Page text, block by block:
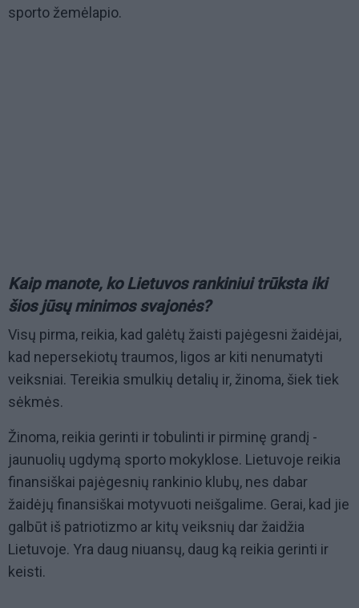
sporto žemėlapio.
Kaip manote, ko Lietuvos rankiniui trūksta iki
šios jūsų minimos svajonės?
Visų pirma, reikia, kad galėtų žaisti pajėgesni žaidėjai,
kad nepersekiotų traumos, ligos ar kiti nenumatyti
veiksniai. Tereikia smulkių detalių ir, žinoma, šiek tiek
sėkmės.
Žinoma, reikia gerinti ir tobulinti ir pirminę grandį -
jaunuolių ugdymą sporto mokyklose. Lietuvoje reikia
finansiškai pajėgesnių rankinio klubų, nes dabar
žaidėjų finansiškai motyvuoti neišgalime. Gerai, kad jie
galbūt iš patriotizmo ar kitų veiksnių dar žaidžia
Lietuvoje. Yra daug niuansų, daug ką reikia gerinti ir
keisti.